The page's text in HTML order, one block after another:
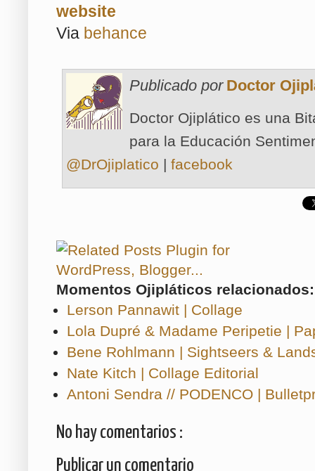
website
Via behance
Publicado por Doctor
Doctor Ojiplático es una
para la Educación
@DrOjiplatico | facebook
Momentos Ojipláticos relacionados:
Lerson Pannawit | Collage
Lola Dupré & Madame Peripetie |
Bene Rohlmann | Sightseers &
Nate Kitch | Collage Editorial
Antoni Sendra // PODENCO |
No hay comentarios :
Publicar un comentario